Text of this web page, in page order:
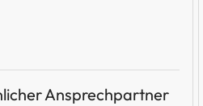
Ansprechpartner